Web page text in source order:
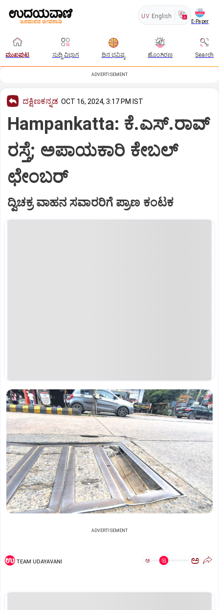
UV English
E-Paper
ಮುಖಪುಟ ಸುದ್ದಿ ವಿಭಾಗ ದಿನ ಭವಿಷ್ಯ ಹೊಂಗಿರಣ Search
ADVERTISEMENT
ದಕ್ಷಿಣಕನ್ನಡ OCT 16, 2024, 3:17 PM IST
Hampankatta: ಕೆ.ಎಸ್‌.ರಾವ್‌
ರಸ್ತೆ; ಅಪಾಯಕಾರಿ ಕೇಬಲ್‌
ಛೇಂಬರ್‌
ದ್ವಿಚಕ್ರ ವಾಹನ ಸವಾರರಿಗೆ ಪ್ರಾಣ ಕಂಟಕ
ADVERTISEMENT
TEAM UDAYAVANI ಅ ಅ